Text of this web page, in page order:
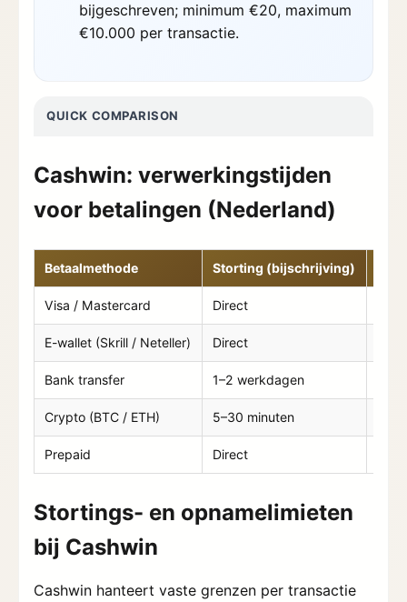
bijgeschreven; minimum €20, maximum
€10.000 per transactie.
QUICK COMPARISON
Cashwin: verwerkingstijden
voor betalingen (Nederland)
Betaalmethode Storting (bijschrijving)
Visa / Mastercard Direct
E-wallet (Skrill / Neteller) Direct
Bank transfer 1–2 werkdagen
Crypto (BTC / ETH) 5–30 minuten
Prepaid Direct
Stortings- en opnamelimieten
bij Cashwin
Cashwin hanteert vaste grenzen per transactie